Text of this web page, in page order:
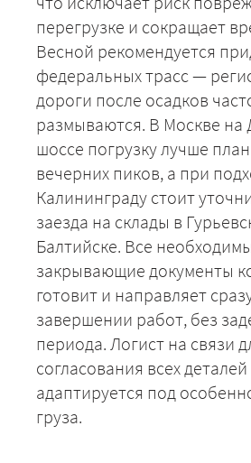
перегрузке и сокращает
Весной рекомендуется
федеральных трасс —
дороги после осадков
размываются. В Москве на
шоссе погрузку лучше
вечерних пиков, а при
Калининграду стоит
заезда на склады в
Балтийске. Все
закрывающие документы
готовит и направляет
завершении работ, без
периода. Логист на связи
согласования всех
адаптируется под
груза.
ЗАКАЗАТЬ